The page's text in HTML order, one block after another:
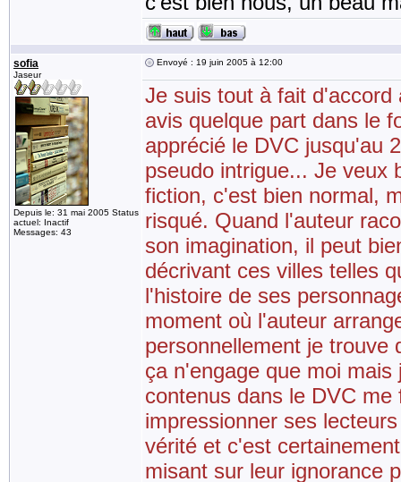
sofia
Jaseur
Depuis le: 31 mai 2005 Status
actuel: Inactif
Messages: 43
Envoyé : 19 juin 2005 à 12:00
Je suis tout à fait
avis quelque part dans le
apprécié le DVC jusqu'au
pseudo intrigue... Je veux
fiction, c'est bien normal,
risqué. Quand l'auteur
son imagination, il peut
décrivant ces villes telles
l'histoire de ses
moment où l'auteur
personnellement je trouve
ça n'engage que moi
contenus dans le DVC
impressionner ses
vérité et c'est
misant sur leur ignorance